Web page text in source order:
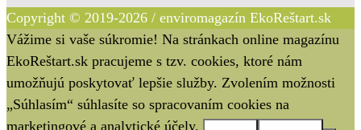
Copyright © 2019-2026 / enviromagazín EkoReštart.sk
Vážime si vaše súkromie! Na stránkach online magazínu
EkoReštart.sk pracujeme s tzv. cookies, ktoré nám
umožňujú poskytovať lepšie služby. Zvolením možnosti
„Súhlasím“ súhlasíte so spracovaním cookies na
marketingové a analytické účely.